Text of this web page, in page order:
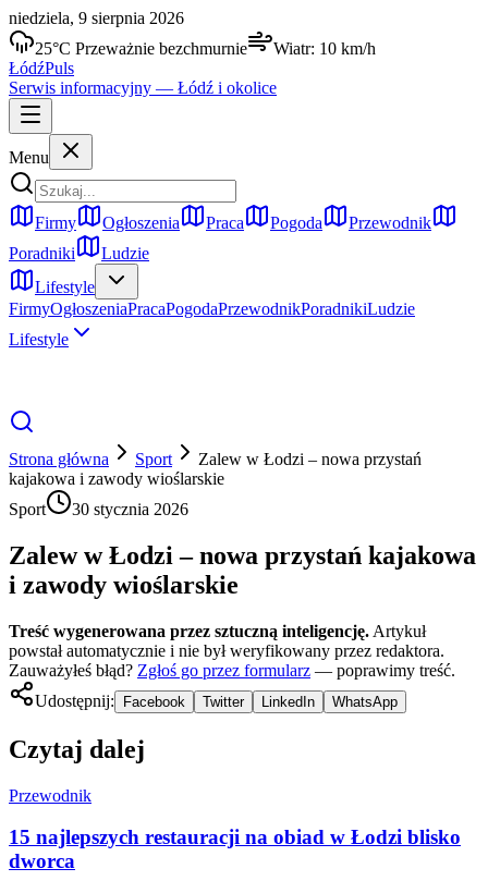
niedziela, 9 sierpnia 2026
25°C Przeważnie bezchmurnie Wiatr: 10 km/h
ŁódźPuls
Serwis informacyjny — Łódź i okolice
Menu
Firmy Ogłoszenia Praca Pogoda
Przewodnik
Poradniki
Ludzie
Lifestyle
FirmyOgłoszeniaPracaPogodaPrzewodnikPoradnikiLudzie
Lifestyle
Strona główna Sport
Zalew w Łodzi – nowa przystań
kajakowa i zawody wioślarskie
Sport
30 stycznia 2026
Zalew w Łodzi – nowa przystań kajakowa
i zawody wioślarskie
Treść wygenerowana przez sztuczną inteligencję. Artykuł
powstał automatycznie i nie był weryfikowany przez redaktora.
Zauważyłeś błąd? Zgłoś go przez formularz — poprawimy treść.
Udostępnij:
Facebook Twitter LinkedIn WhatsApp
Czytaj dalej
Przewodnik
15 najlepszych restauracji na obiad w Łodzi blisko
dworca